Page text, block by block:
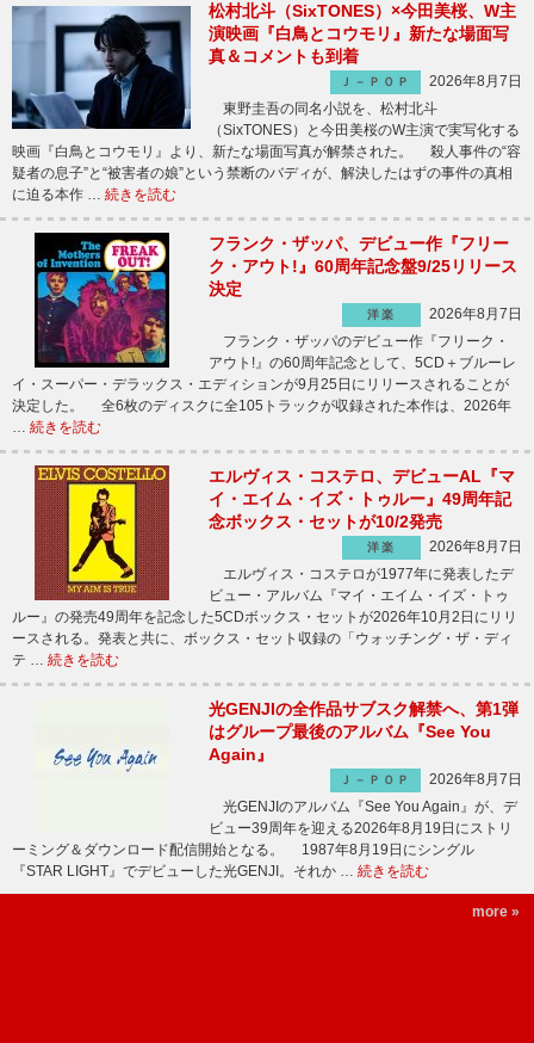
松村北斗（SixTONES）×今田美桜、W主
演映画『白鳥とコウモリ』新たな場面写
真＆コメントも到着
Ｊ－ＰＯＰ
2026年8月7日
東野圭吾の同名小説を、松村北斗
（SixTONES）と今田美桜のW主演で実写化する
映画『白鳥とコウモリ』より、新たな場面写真が解禁された。 殺人事件の“容
疑者の息子”と“被害者の娘”という禁断のバディが、解決したはずの事件の真相
に迫る本作 … 続きを読む
フランク・ザッパ、デビュー作『フリー
ク・アウト!』60周年記念盤9/25リリース
決定
洋楽
2026年8月7日
フランク・ザッパのデビュー作『フリーク・
アウト!』の60周年記念として、5CD＋ブルーレ
イ・スーパー・デラックス・エディションが9月25日にリリースされることが
決定した。 全6枚のディスクに全105トラックが収録された本作は、2026年
… 続きを読む
エルヴィス・コステロ、デビューAL『マ
イ・エイム・イズ・トゥルー』49周年記
念ボックス・セットが10/2発売
洋楽
2026年8月7日
エルヴィス・コステロが1977年に発表したデ
ビュー・アルバム『マイ・エイム・イズ・トゥ
ルー』の発売49周年を記念した5CDボックス・セットが2026年10月2日にリリ
ースされる。発表と共に、ボックス・セット収録の「ウォッチング・ザ・ディ
テ … 続きを読む
光GENJIの全作品サブスク解禁へ、第1弾
はグループ最後のアルバム『See You
Again』
Ｊ－ＰＯＰ
2026年8月7日
光GENJIのアルバム『See You Again』が、デ
ビュー39周年を迎える2026年8月19日にストリ
ーミング＆ダウンロード配信開始となる。 1987年8月19日にシングル
『STAR LIGHT』でデビューした光GENJI。それか … 続きを読む
more »